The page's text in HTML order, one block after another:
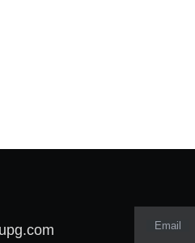
Email